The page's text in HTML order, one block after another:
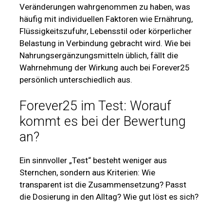
Veränderungen wahrgenommen zu haben, was
häufig mit individuellen Faktoren wie Ernährung,
Flüssigkeitszufuhr, Lebensstil oder körperlicher
Belastung in Verbindung gebracht wird. Wie bei
Nahrungsergänzungsmitteln üblich, fällt die
Wahrnehmung der Wirkung auch bei Forever25
persönlich unterschiedlich aus.
Forever25 im Test: Worauf
kommt es bei der Bewertung
an?
Ein sinnvoller „Test“ besteht weniger aus
Sternchen, sondern aus Kriterien: Wie
transparent ist die Zusammensetzung? Passt
die Dosierung in den Alltag? Wie gut löst es sich?